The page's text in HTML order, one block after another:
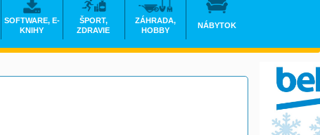
SOFTWARE, E-
KNIHY
ŠPORT,
ZDRAVIE
ZÁHRADA,
HOBBY
NÁBYTOK